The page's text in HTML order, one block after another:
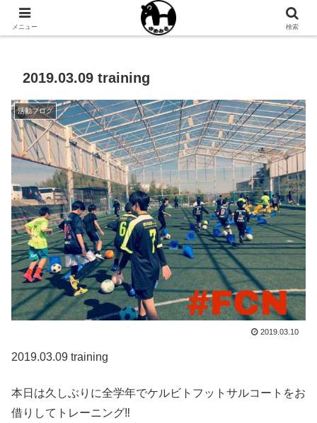
NPO法人ゆめみるオフィシャルサイト
2019.03.09 training
活動ブログ
2019.03.10
2019.03.09 training
本日は久しぶりに全学年でケルビトフットサルコートをお
借りしてトレーニング‼️
メニュー 検索